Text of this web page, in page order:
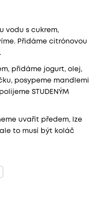
vodu s cukrem,
Přidáme citrónovou
přidáme jogurt, olej,
posypeme mandlemi
STUDENÝM
uvařit předem, lze
to musí být koláč